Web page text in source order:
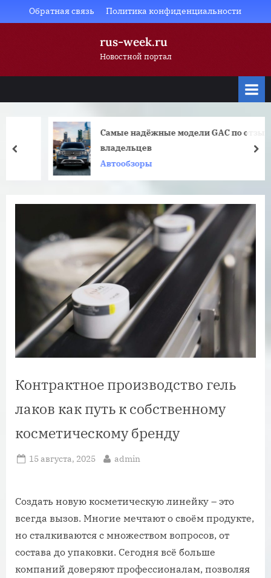
to
Обратная связь Политика конфиденциальности
rus-week.ru
Новостной портал
Самые надёжные модели GAC по отзывам
владельцев
Автообзоры
prev
Контрактное производство гель
лаков как путь к собственному
косметическому бренду
Posted
15 августа, 2025 By
admin
Создать новую косметическую линейку – это
всегда вызов. Многие мечтают о своём продукте,
но сталкиваются с множеством вопросов, от
состава до упаковки. Сегодня всё больше
компаний доверяют профессионалам, позволяя